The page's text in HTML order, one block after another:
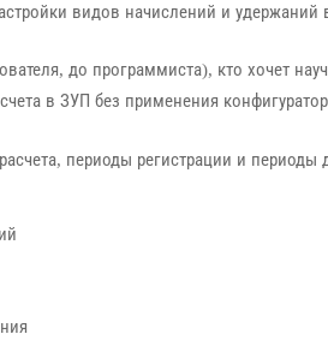
видов начислений и
до программиста), кто хочет
в ЗУП без применения
периоды регистрации и периоды